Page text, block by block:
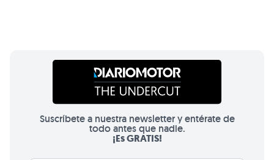
Suscríbete a nuestra newsletter y entérate de
todo antes que nadie.
¡Es GRATIS!